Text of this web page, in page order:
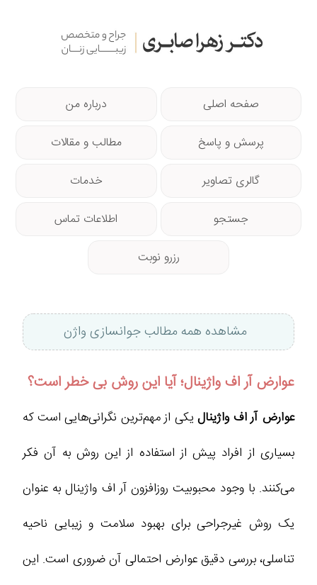
صفحه اصلی درباره من
پرسش و پاسخ مطالب و مقالات
گالری تصاویر خدمات
جستجو اطلاعات تماس
رزرو نوبت
مشاهده همه مطالب جوانسازی واژن
عوارض آر اف واژینال؛ آیا این روش بی خطر است؟
عوارض آر اف واژینالیکی از مهم‌ترین نگرانی‌هایی است که
بسیاری از افراد پیش از استفاده از این روش به آن فکر
می‌کنند. با وجود محبوبیت روزافزون آر اف واژینال به عنوان
یک روش غیرجراحی برای بهبود سلامت و زیبایی ناحیه
تناسلی، بررسی دقیق عوارض احتمالی آن ضروری است. این